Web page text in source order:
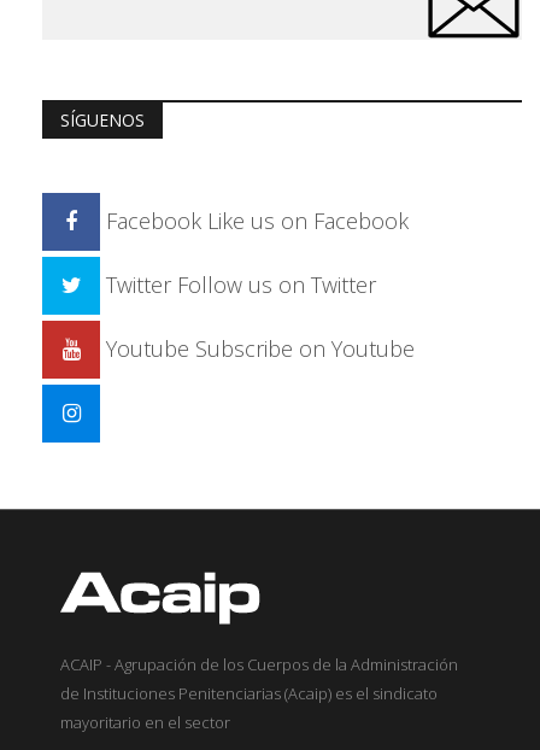
SÍGUENOS
Facebook Like us on Facebook
Twitter Follow us on Twitter
Youtube Subscribe on Youtube
ACAIP - Agrupación de los Cuerpos de la Administración
de Instituciones Penitenciarias (Acaip) es el sindicato
mayoritario en el sector